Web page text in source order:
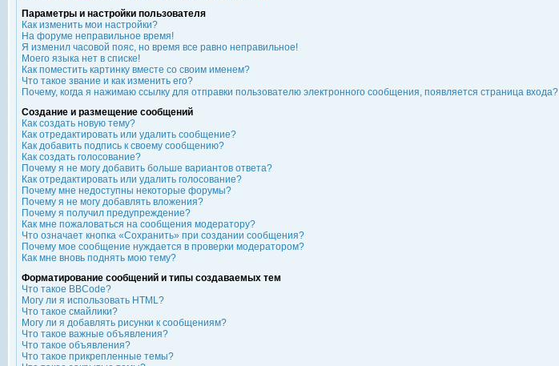
Параметры и настройки пользователя
Как изменить мои настройки?
На форуме неправильное время!
Я изменил часовой пояс, но время все равно неправильное!
Моего языка нет в списке!
Как поместить картинку вместе со своим именем?
Что такое звание и как изменить его?
Почему, когда я нажимаю ссылку для отправки пользователю электронного сообщения, появляется страница входа?
Создание и размещение сообщений
Как создать новую тему?
Как отредактировать или удалить сообщение?
Как добавить подпись к своему сообщению?
Как создать голосование?
Почему я не могу добавить больше вариантов ответа?
Как отредактировать или удалить голосование?
Почему мне недоступны некоторые форумы?
Почему я не могу добавлять вложения?
Почему я получил предупреждение?
Как мне пожаловаться на сообщения модератору?
Что означает кнопка «Сохранить» при создании сообщения?
Почему мое сообщение нуждается в проверки модератором?
Как мне вновь поднять мою тему?
Форматирование сообщений и типы создаваемых тем
Что такое BBCode?
Могу ли я использовать HTML?
Что такое смайлики?
Могу ли я добавлять рисунки к сообщениям?
Что такое важные объявления?
Что такое объявления?
Что такое прикрепленные темы?